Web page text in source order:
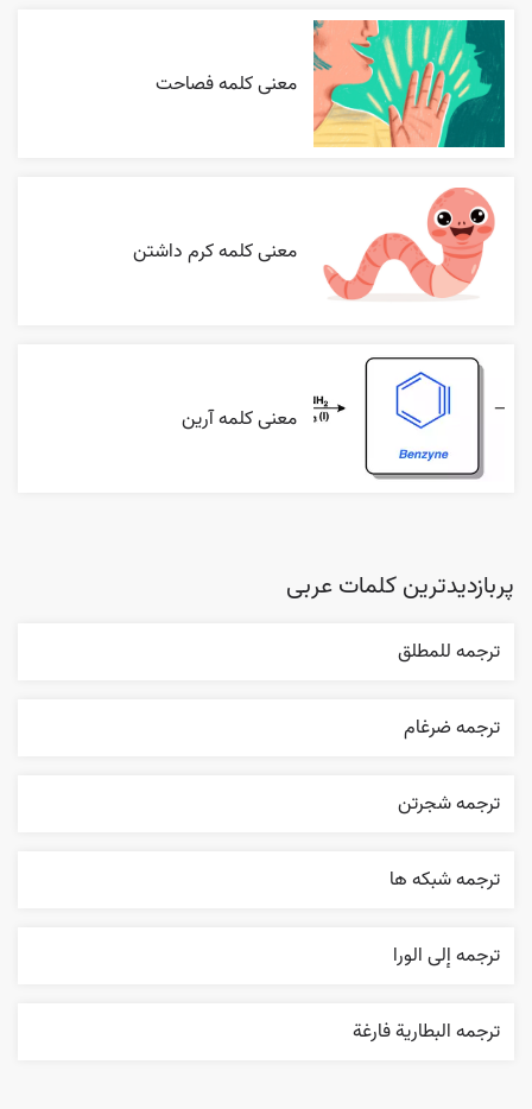
معنی کلمه فصاحت
معنی کلمه کرم داشتن
معنی کلمه آرین
پربازدیدترین کلمات عربی
ترجمه للمطلق
ترجمه ضرغام
ترجمه شجرتن
ترجمه شبکه ها
ترجمه إلی الورا
ترجمه البطارية فارغة